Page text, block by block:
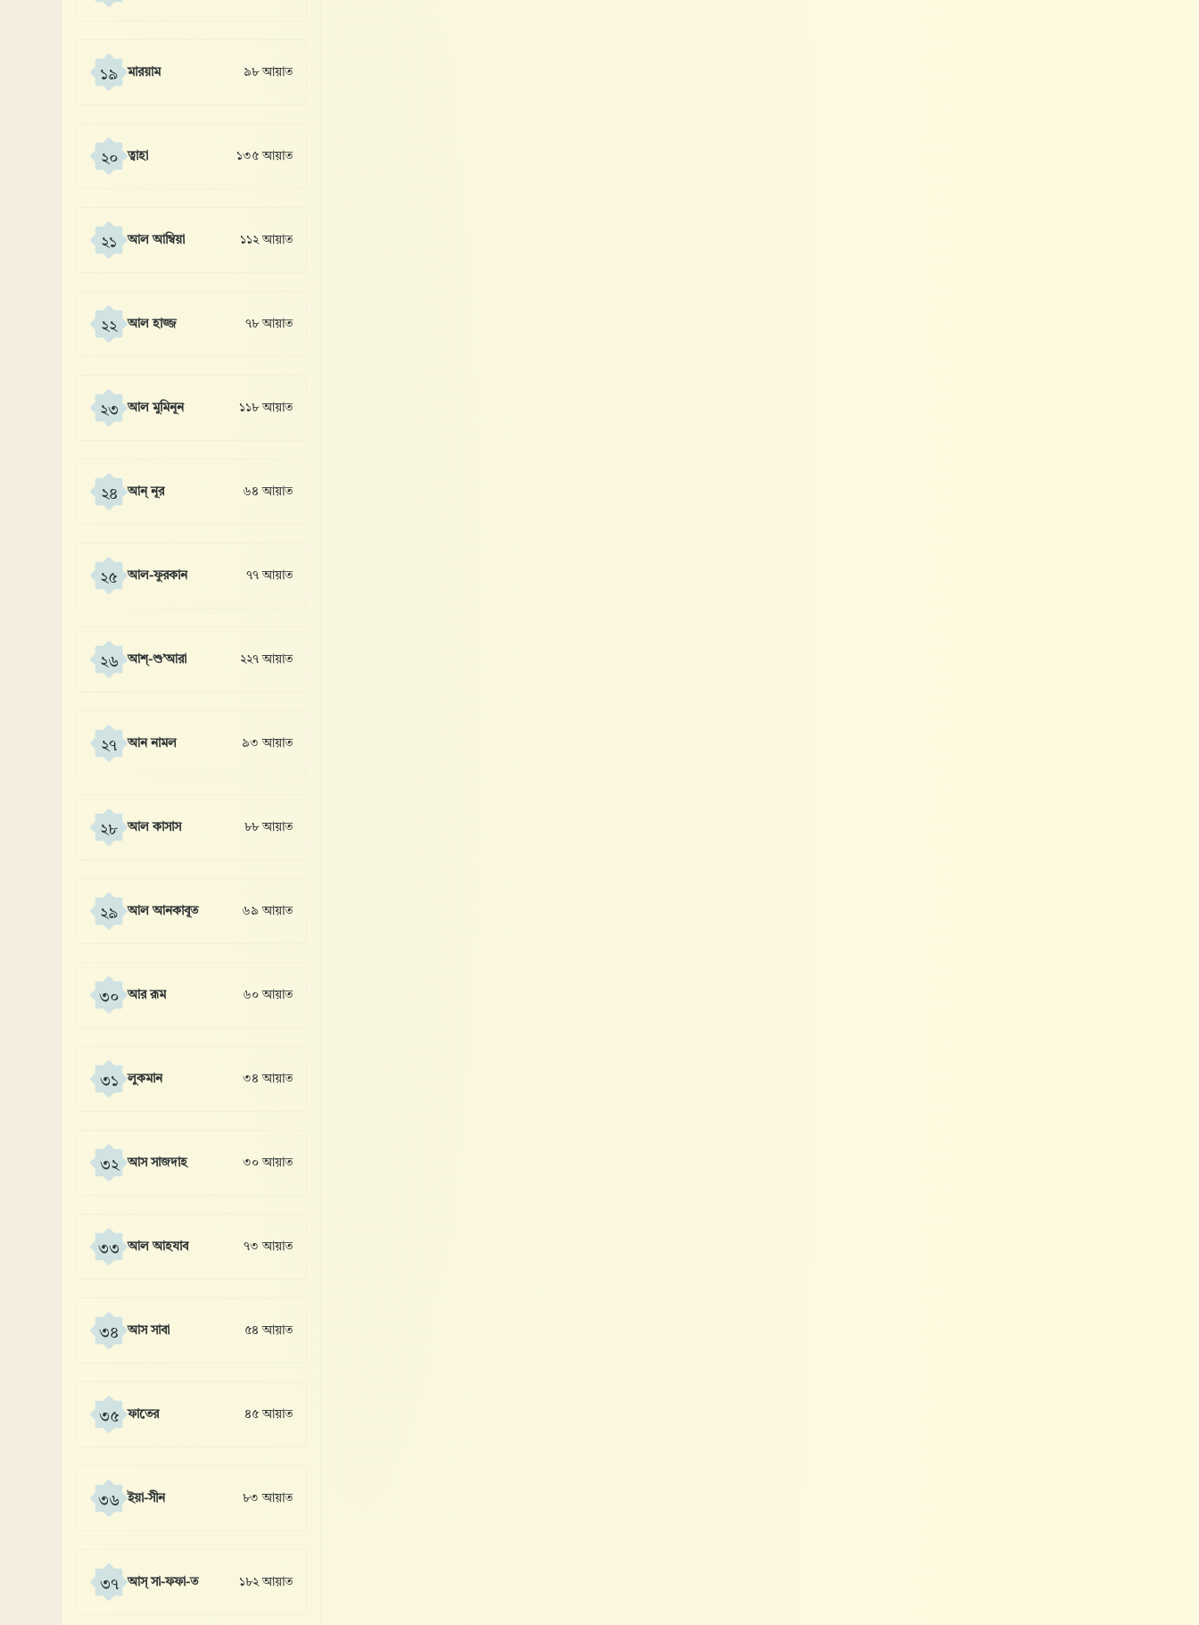
১৯ মারয়াম ৯৮ আয়াত
২০ ত্বাহা ১৩৫ আয়াত
২১ আল আম্বিয়া ১১২ আয়াত
২২ আল হাজ্জ ৭৮ আয়াত
২৩ আল মুমিনূন ১১৮ আয়াত
২৪ আন্ নূর ৬৪ আয়াত
২৫ আল-ফুরকান ৭৭ আয়াত
২৬ আশ্-শু’আরা ২২৭ আয়াত
২৭ আন নামল ৯৩ আয়াত
২৮ আল কাসাস ৮৮ আয়াত
২৯ আল আনকাবূত ৬৯ আয়াত
৩০ আর রূম ৬০ আয়াত
৩১ লুকমান ৩৪ আয়াত
৩২ আস সাজদাহ ৩০ আয়াত
৩৩ আল আহযাব ৭৩ আয়াত
৩৪ আস সাবা ৫৪ আয়াত
৩৫ ফাতের ৪৫ আয়াত
৩৬ ইয়া-সীন ৮৩ আয়াত
৩৭ আস্ সা-ফফা-ত ১৮২ আয়াত